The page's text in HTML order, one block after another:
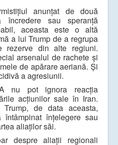
anunțat de două
încredere sau speranță
aceasta este o altă
a lui Trump de a regrupa
din alte regiuni.
arsenalul de rachete și
de apărare aeriană. Și
a agresiunii.
nu pot ignora reacția
acțiunilor sale în Iran.
de data aceasta,
înțelegere sau
aliaților săi.
despre aliații regionali